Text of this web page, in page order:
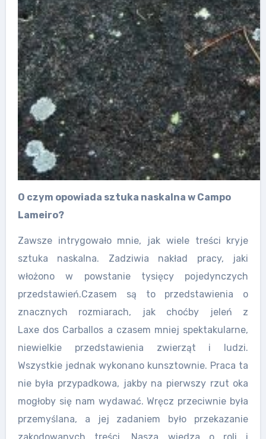
O czym opowiada sztuka naskalna w Campo
Lameiro?
Zawsze intrygowało mnie, jak wiele treści kryje
sztuka naskalna. Zadziwia nakład pracy, jaki
włożono w powstanie tysięcy pojedynczych
przedstawień.Czasem są to przedstawienia o
znacznych rozmiarach, jak choćby jeleń z
Laxe dos Carballos a czasem mniej spektakularne,
niewielkie przedstawienia zwierząt i ludzi.
Wszystkie jednak wykonano kunsztownie. Praca ta
nie była przypadkowa, jakby na pierwszy rzut oka
mogłoby się nam wydawać. Wręcz przeciwnie była
przemyślana, a jej zadaniem było przekazanie